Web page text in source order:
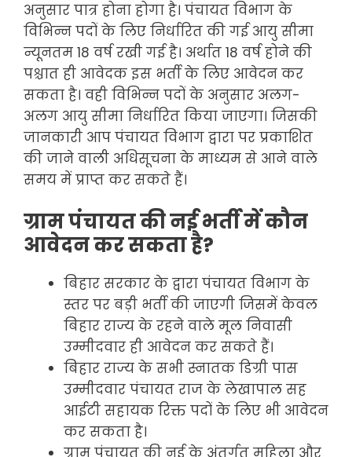
अनुसार पात्र होना होगा है। पंचायत विभाग के
विभिन्न पदों के लिए निर्धारित की गई आयु सीमा
न्यूनतम 18 वर्ष रखी गई है। अर्थात 18 वर्ष होने की
पश्चात ही आवेदक इस भर्ती के लिए आवेदन कर
सकता है। वही विभिन्न पदों के अनुसार अलग-
अलग आयु सीमा निर्धारित किया जाएगा। जिसकी
जानकारी आप पंचायत विभाग द्वारा पर प्रकाशित
की जाने वाली अधिसूचना के माध्यम से आने वाले
समय में प्राप्त कर सकते हैं।
ग्राम पंचायत की नई भर्ती में कौन
आवेदन कर सकता है?
बिहार सरकार के द्वारा पंचायत विभाग के
स्तर पर बड़ी भर्ती की जाएगी जिसमें केवल
बिहार राज्य के रहने वाले मूल निवासी
उम्मीदवार ही आवेदन कर सकते हैं।
बिहार राज्य के सभी स्नातक डिग्री पास
उम्मीदवार पंचायत राज के लेखापाल सह
आईटी सहायक रिक्त पदों के लिए भी आवेदन
कर सकता है।